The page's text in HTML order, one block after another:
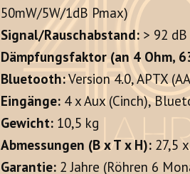
50mW/5W/1dB Pmax)
Signal/Rauschabstand: > 92
Dämpfungsfaktor (an 4 Ohm,
Bluetooth:Version 4.0, APTX
Eingänge: 4 x Aux (Cinch),
Gewicht: 10,5 kg
Abmessungen (B x T x H): 27,5
Garantie: 2 Jahre (Röhren 6